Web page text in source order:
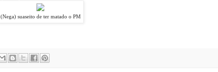
(Nega) suaseito de ter matado o PM